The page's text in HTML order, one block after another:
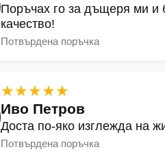
Поръчах го за дъщеря ми и
качество!
Потвърдена поръчка
★★★★★
Иво Петров
Доста по-яко изглежда на
Потвърдена поръчка